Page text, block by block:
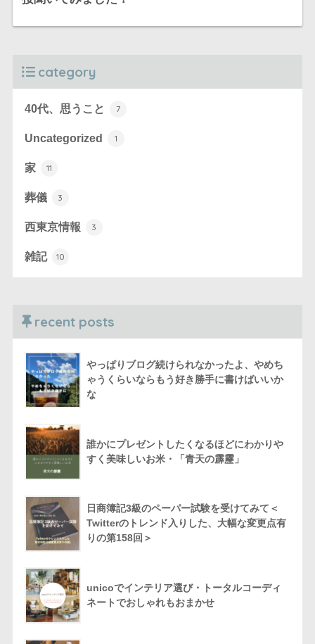
category
40代、思うこと 7
Uncategorized 1
家 11
葬儀 3
西東京情報 3
雑記 10
recent posts
やっぱりブログ続けられなかったよ、やめち
ゃうくらいならもう好き勝手に書けばいいか
な
誰かにプレゼントしたくなるほどにわかりや
すく美味しいお米・「青天の霹靂」
日商簿記3級のペーパー試験を受けてみて＜
Twitterのトレンド入りした、大幅な変更点有
りの第158回＞
unicoでインテリア選び・トータルコーディ
ネートでおしゃれもおまかせ